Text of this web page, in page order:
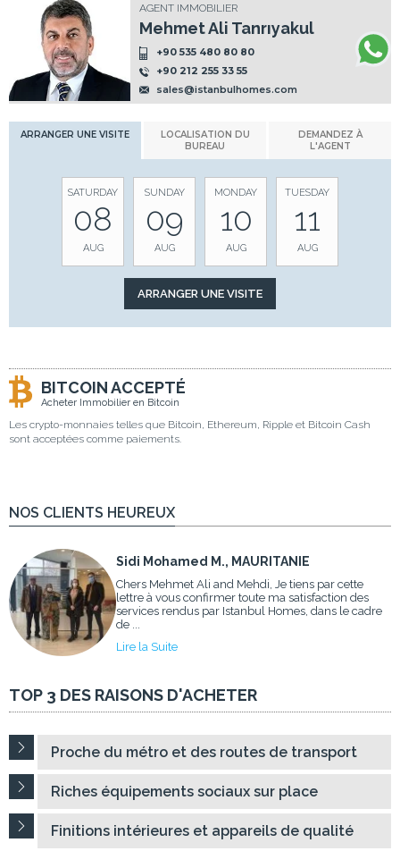
AGENT IMMOBILIER
Mehmet Ali Tanrıyakul
+90 535 480 80 80
+90 212 255 33 55
sales@istanbulhomes.com
ARRANGER UNE VISITE
LOCALISATION DU
BUREAU
DEMANDEZ À
L'AGENT
SATURDAY
08
AUG
SUNDAY
09
AUG
MONDAY
10
AUG
TUESDAY
11
AUG
BITCOIN ACCEPTÉ
Acheter Immobilier en Bitcoin
Les crypto-monnaies telles que Bitcoin, Ethereum, Ripple et Bitcoin Cash
sont acceptées comme paiements.
NOS CLIENTS HEUREUX
Sidi Mohamed M., MAURITANIE
Chers Mehmet Ali and Mehdi, Je tiens par cette
lettre à vous confirmer toute ma satisfaction des
services rendus par Istanbul Homes, dans le cadre
de ...
Lire la Suite
TOP 3 DES RAISONS D'ACHETER
Proche du métro et des routes de transport
Riches équipements sociaux sur place
Finitions intérieures et appareils de qualité